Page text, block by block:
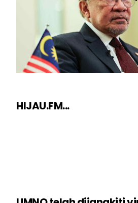
HIJAU.FM...